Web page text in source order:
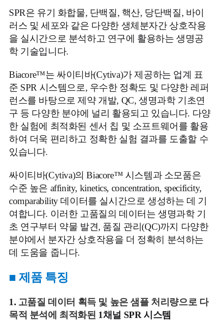
SPR은 유기 화합물, 단백질, 핵산, 당단백질, 바이
러스 및 세포와 같은 다양한 생체분자간 상호작용
을 실시간으로 분석하고 연구에 활용하는 생명공
학 기술입니다.
Biacore™는 싸이티바(Cytiva)가 제공하는 업계 표
준 SPR 시스템으로, 우수한 정확도 및 다양한 레퍼
런스를 바탕으로 제약 개발, QC, 생명과학 기초연
구 등 다양한 분야에 널리 활용되고 있습니다. 다양
한 실험에 최적화된 센서 칩 및 소프트웨어를 활용
하여 더욱 편리하고 정확한 실험 결과를 도출할 수
있습니다.
싸이티바(Cytiva)의 Biacore™ 시스템과 소모품은
수준 높은 affinity, kinetics, concentration, specificity,
comparability 데이터를 실시간으로 생성하는 데 기
여합니다. 이러한 고품질의 데이터는 생명과학 기
초 연구부터 약물 발견, 품질 관리(QC)까지 다양한
분야에서 분자간 상호작용을 더 정확히 분석하는
데 도움을 줍니다.
■제품 특징
1. 고품질 데이터 획득 및 높은 샘플 처리량으로 다
목적 분석에 최적화된 1채널 SPR 시스템